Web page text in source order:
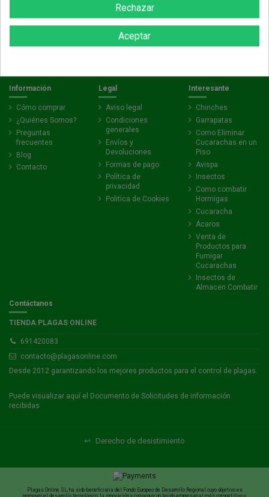
Puede darse de baja en cualquier momento. Para ello, consulte nuestra información de
contacto en el aviso legal.
Información
Cómo comprar
¿Quiénes Somos?
Preguntas
frecuentes
Blog
Contacto
Legal
Aviso legal
Condiciones
generales
Envíos y
Devoluciones
Formas de pago
Política de
privacidad
Politica de Cookies
Interesante
Chinches
Garrapatas
Como Eliminar
Cucarachas en un
Piso
Avispa
Insectos
Como combatir
Hormigas
Cucaracha
Ácaros
Venta de
Productos para
Fumigar
Cucarachas
Insectos de
Almacen Combatir
Contáctanos
TIENDA PLAGAS ONLINE
691420083
contacto@plagasonline.com
Desde 2012 garantizando los mejores productos para el control de plagas.
Puede visualizar aquí el Documento de Solicitudes de información
recibidas
↩ Derecho de desistimiento
Plagas Online SL, ha sido beneficiaria del Fondo Europeo de Desarrollo Regional cuyo objetivo es
promover el desarrollo tecnológico, la innovación y conseguir un tejido empresarial más competitivo y
Rechazar
Aceptar